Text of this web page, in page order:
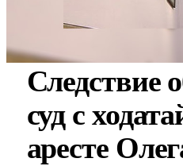
Следствие
суд с
аресте